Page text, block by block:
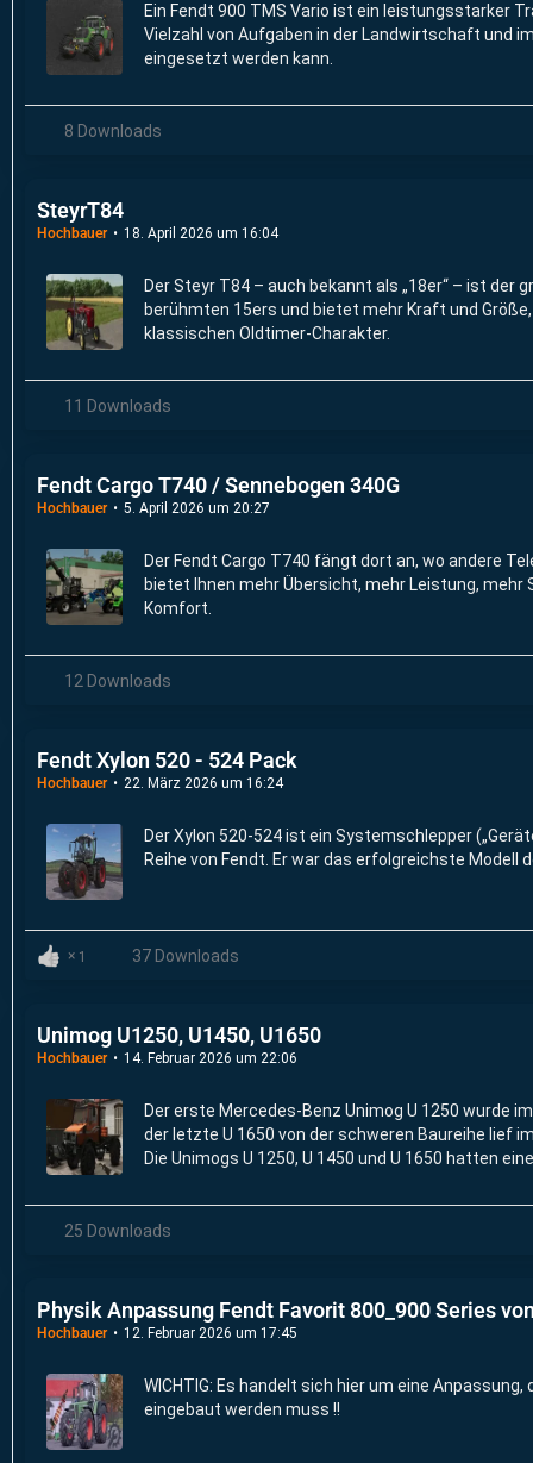
Ein Fendt 900 TMS Vario ist ein leistungsstarker
Vielzahl von Aufgaben in der Landwirtschaft und
eingesetzt werden kann.
8 Downloads
SteyrT84
Hochbauer 18. April 2026 um 16:04
Der Steyr T84 – auch bekannt als „18er“ – ist der
berühmten 15ers und bietet mehr Kraft und
klassischen Oldtimer-Charakter.
11 Downloads
Fendt Cargo T740 / Sennebogen 340G
Hochbauer 5. April 2026 um 20:27
Der Fendt Cargo T740 fängt dort an, wo andere
bietet Ihnen mehr Übersicht, mehr Leistung, mehr
Komfort.
12 Downloads
Fendt Xylon 520 - 524 Pack
Hochbauer 22. März 2026 um 16:24
Der Xylon 520-524 ist ein Systemschlepper
Reihe von Fendt. Er war das erfolgreichste Modell
1 37 Downloads
Unimog U1250, U1450, U1650
Hochbauer 14. Februar 2026 um 22:06
Der erste Mercedes-Benz Unimog U 1250 wurde
der letzte U 1650 von der schweren Baureihe lief
Die Unimogs U 1250, U 1450 und U 1650 hatten
25 Downloads
Physik Anpassung Fendt Favorit 800_900 Series
Hochbauer 12. Februar 2026 um 17:45
WICHTIG: Es handelt sich hier um eine Anpassung,
eingebaut werden muss !!